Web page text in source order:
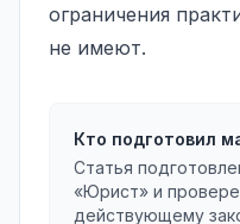
ограничения
не имеют.
Кто подготовил
Статья
«Юрист» и
действующему